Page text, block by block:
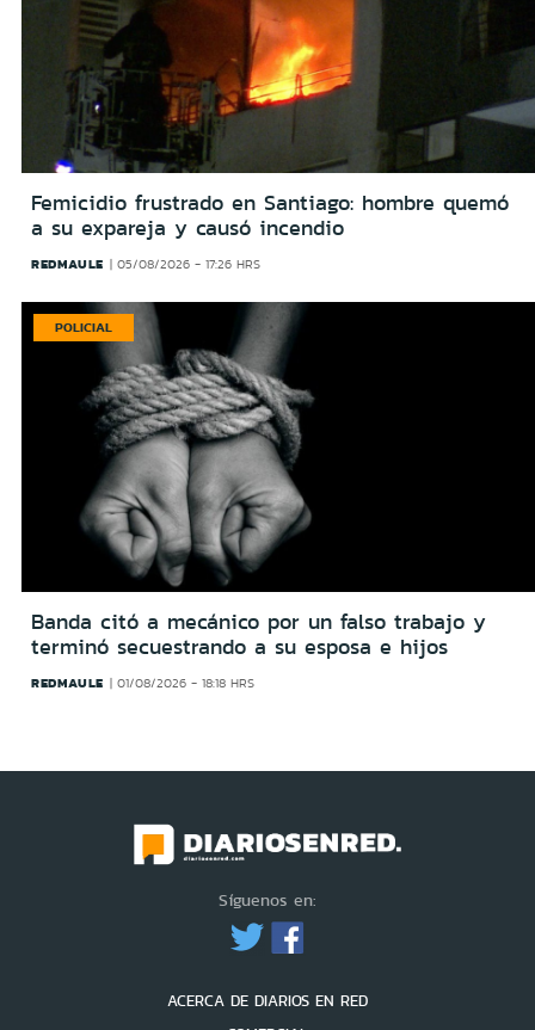
Femicidio frustrado en Santiago: hombre quemó
a su expareja y causó incendio
REDMAULE 05/08/2026 - 17:26 HRS
POLICIAL
Banda citó a mecánico por un falso trabajo y
terminó secuestrando a su esposa e hijos
REDMAULE 01/08/2026 - 18:18 HRS
Síguenos en:
ACERCA DE DIARIOS EN RED